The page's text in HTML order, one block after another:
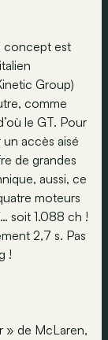
concept est
Group)
comme
le GT. Pour
accès aisé
de grandes
aussi, ce
moteurs
soit 1.088 ch !
2,7 s. Pas
!
» de McLaren,